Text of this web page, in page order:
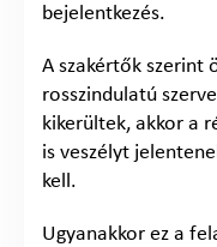
bejelentkezés.
A szakértők szerint
rosszindulatú
kikerültek, akkor a
is veszélyt
kell.
Ugyanakkor ez a